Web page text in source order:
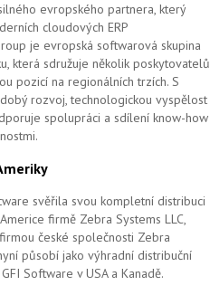
evropského partnera, který
cloudových ERP
je evropská softwarová skupina
která sdružuje několik poskytovatelů
pozicí na regionálních trzích. S
rozvoj, technologickou vyspělost
spolupráci a sdílení know-how
svěřila svou kompletní distribuci
firmě Zebra Systems LLC,
české společnosti Zebra
působí jako výhradní distribuční
Software v USA a Kanadě.